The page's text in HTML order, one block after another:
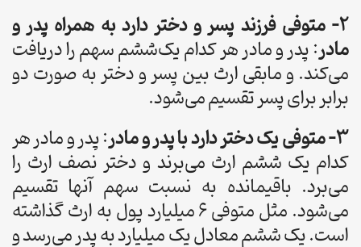
2- متوفی فرزند پسر و دختر دارد به همراه پدر و
مادر: پدر و مادر هر کدام یک‌ششم سهم را دریافت
می‌کند. و مابقی ارث بین پسر و دختر به صورت دو
برابر برای پسر تقسیم می‌شود.
3- متوفی یک دختر دارد با پدر و مادر
: پدر و مادر هر
کدام یک ششم ارث می‌برند و دختر نصف ارث را
می‌برد. باقیمانده به نسبت سهم آنها تقسیم
می‌شود. مثل متوفی 6 میلیارد پول به ارث گذاشته
است. یک ششم معادل یک میلیارد به پدر می‌رسد و